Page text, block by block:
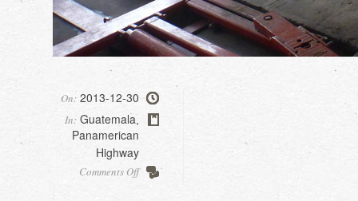
On: 2013-12-30
In: Guatemala
Panamerican
Highway
Comments Offon